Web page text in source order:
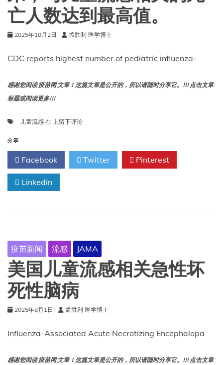
亡人数达到最高值。
2025年10月2日 孟胜利 医学博士
CDC reports highest number of pediatric influenza-
感谢您阅读 疫苗网 文章！这篇文章是公开的，所以请随时分享它。!!! 点击文章
标题或阅读更多!!!
儿童流感 在 美
病
控
制
预
告
称，
自
2009-
10
年
以
来，
感
上留下评论
分享
Facebook Twitter Pinterest
Linkedin
疫苗新闻 流感 JAMA
美国儿童流感相关急性坏
死性脑病
2025年8月1日 孟胜利 医学博士
Influenza-Associated Acute Necrotizing Encephalopa
感谢您阅读 疫苗网 文章！这篇文章是公开的，所以请随时分享它。!!! 点击文章